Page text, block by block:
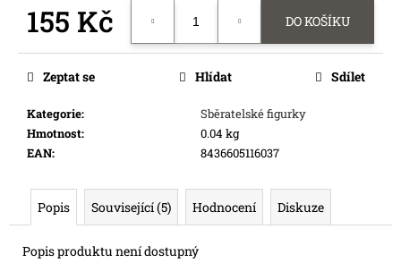
155 Kč DO KOŠÍKU
Kategorie:
Sběratelské figurky
Hmotnost:
0.04 kg
EAN: 8436605116037
Zeptat se Hlídat Sdílet
Popis Související (5) Hodnocení Diskuze
Popis produktu není dostupný
m
PIECE
CG:
IB08
ILLUSTRATION
899